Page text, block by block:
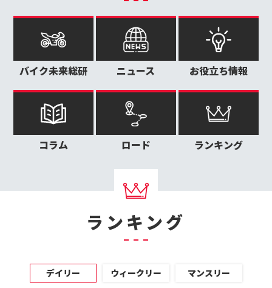
バイク未来総研 ニュース お役立ち情報
コラム ロード ランキング
ランキング
デイリー ウィークリー マンスリー